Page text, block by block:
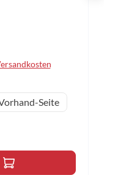
Seite
Gib den